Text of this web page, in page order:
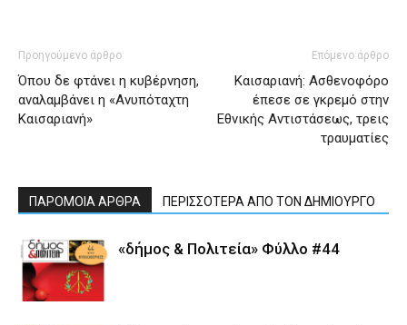
Προηγούμενο άρθρο
Όπου δε φτάνει η κυβέρνηση,
αναλαμβάνει η «Ανυπόταχτη
Καισαριανή»
Επόμενο άρθρο
Καισαριανή: Ασθενοφόρο
έπεσε σε γκρεμό στην
Εθνικής Αντιστάσεως, τρεις
τραυματίες
ΠΑΡΟΜΟΙΑ ΑΡΘΡΑ ΠΕΡΙΣΣΟΤΕΡΑ ΑΠΟ ΤΟΝ ΔΗΜΙΟΥΡΓΟ
«δήμος & Πολιτεία» Φύλλο #44